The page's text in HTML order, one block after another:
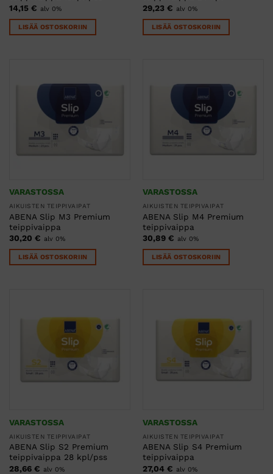
14,15 € alv 0%
LISÄÄ OSTOSKORIIN
29,23 € alv 0%
LISÄÄ OSTOSKORIIN
VARASTOSSA
AIKUISTEN TEIPPIVAIPAT
ABENA Slip M3 Premium
teippivaippa
30,20 € alv 0%
LISÄÄ OSTOSKORIIN
VARASTOSSA
AIKUISTEN TEIPPIVAIPAT
ABENA Slip M4 Premium
teippivaippa
30,89 € alv 0%
LISÄÄ OSTOSKORIIN
VARASTOSSA
AIKUISTEN TEIPPIVAIPAT
ABENA Slip S2 Premium
teippivaippa 28 kpl/pss
28,66 € alv 0%
VARASTOSSA
AIKUISTEN TEIPPIVAIPAT
ABENA Slip S4 Premium
teippivaippa
27,04 € alv 0%